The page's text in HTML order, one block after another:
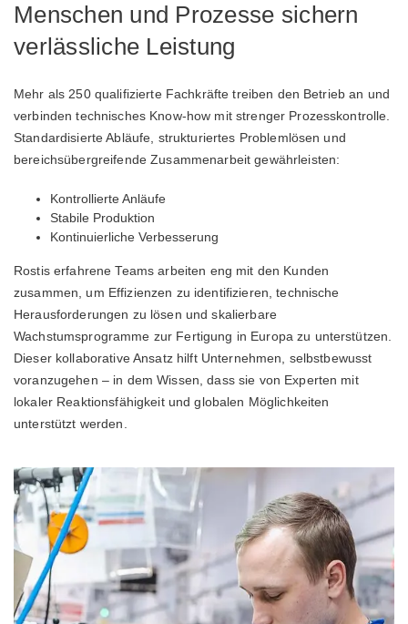
Menschen und Prozesse sichern
verlässliche Leistung
Mehr als 250 qualifizierte Fachkräfte treiben den Betrieb an und
verbinden technisches Know-how mit strenger Prozesskontrolle.
Standardisierte Abläufe, strukturiertes Problemlösen und
bereichsübergreifende Zusammenarbeit gewährleisten:
Kontrollierte Anläufe
Stabile Produktion
Kontinuierliche Verbesserung
Rostis erfahrene Teams arbeiten eng mit den Kunden
zusammen, um Effizienzen zu identifizieren, technische
Herausforderungen zu lösen und skalierbare
Wachstumsprogramme zur Fertigung in Europa zu unterstützen.
Dieser kollaborative Ansatz hilft Unternehmen, selbstbewusst
voranzugehen – in dem Wissen, dass sie von Experten mit
lokaler Reaktionsfähigkeit und globalen Möglichkeiten
unterstützt werden.